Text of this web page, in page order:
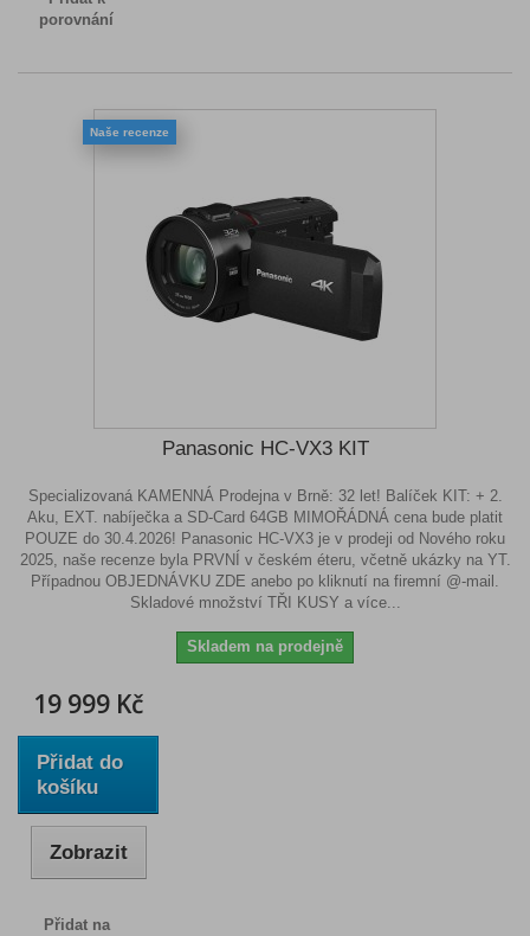
porovnání
Naše recenze
Panasonic HC-VX3 KIT
Specializovaná KAMENNÁ Prodejna v Brně: 32 let! Balíček KIT: + 2.
Aku, EXT. nabíječka a SD-Card 64GB MIMOŘÁDNÁ cena bude platit
POUZE do 30.4.2026! Panasonic HC-VX3 je v prodeji od Nového roku
2025, naše recenze byla PRVNÍ v českém éteru, včetně ukázky na YT.
Případnou OBJEDNÁVKU ZDE anebo po kliknutí na firemní @-mail.
Skladové množství TŘI KUSY a více...
Skladem na prodejně
19 999 Kč
Přidat do
košíku
Zobrazit
Přidat na